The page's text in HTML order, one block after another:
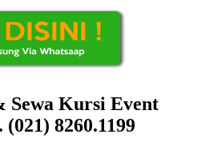
Sewa Kursi Event
8260.1199